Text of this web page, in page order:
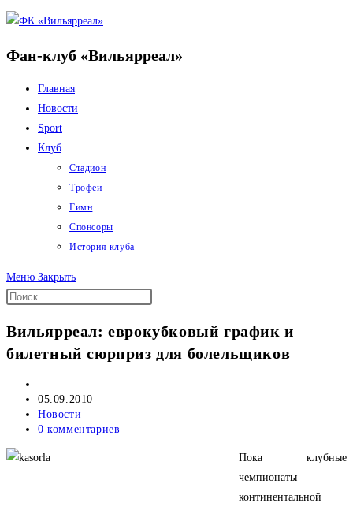
Перейти
содержимому
Фан-клуб «Вильярреал»
Главная
Новости
Sport
Клуб
Стадион
Трофеи
Гимн
Спонсоры
История клуба
Меню Закрыть
Вильярреал: еврокубковый график и
билетный сюрприз для болельщиков
записи:
Запись
опубликована:
05.09.2010
Рубрика
записи:
Новости
Комментарии
записи:
0 комментариев
Пока клубные
чемпионаты
континентальной